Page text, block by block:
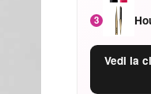
3
Vedi la